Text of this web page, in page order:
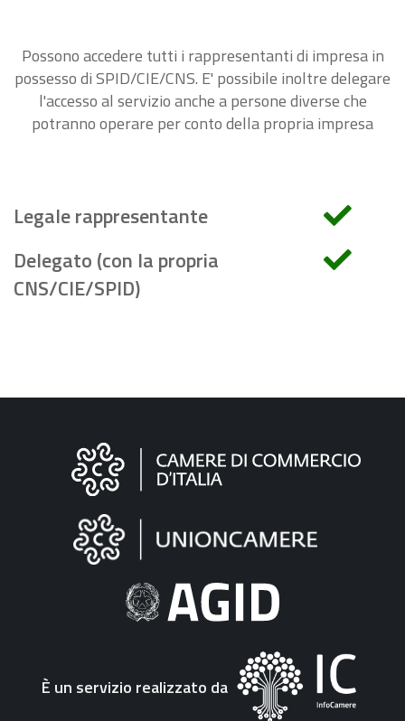
Possono accedere tutti i rappresentanti di impresa in
possesso di SPID/CIE/CNS. E' possibile inoltre delegare
l'accesso al servizio anche a persone diverse che
potranno operare per conto della propria impresa
Legale rappresentante
Delegato (con la propria
CNS/CIE/SPID)
Informazioni
"Fattura
Elettronica"
È un servizio realizzato da